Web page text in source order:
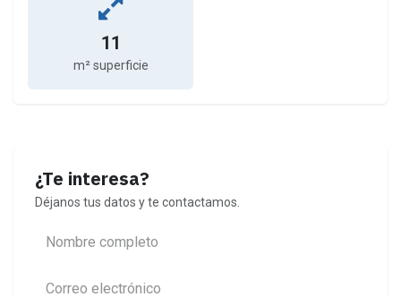
11
m² superficie
¿Te interesa?
Déjanos tus datos y te contactamos.